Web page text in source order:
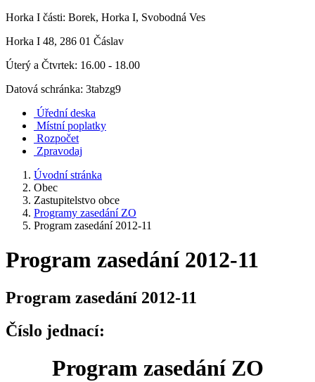
Horka I části: Borek, Horka I, Svobodná Ves
Horka I 48, 286 01 Čáslav
Úterý a Čtvrtek: 16.00 - 18.00
Datová schránka: 3tabzg9
Úřední deska
Místní poplatky
Rozpočet
Zpravodaj
Úvodní stránka
Obec
Zastupitelstvo obce
Programy zasedání ZO
Program zasedání 2012-11
Program zasedání 2012-11
Program zasedání 2012-11
Číslo jednací:
Program zasedání ZO